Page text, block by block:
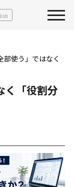
部使う」ではなく
く「役割分